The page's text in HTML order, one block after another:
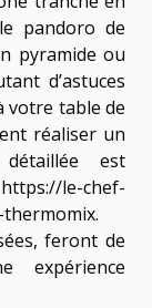
pandoro de
pyramide ou
d’astuces
votre table de
réaliser un
est
https://le-chef-
.
feront de
expérience